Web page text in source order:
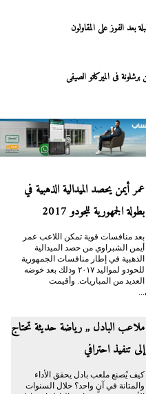
بعد الفوز على المقاولون
فى الميركاتو الصيفى
عمر أيمن يحصد الميدالية الذهبية في
بطولة الجمهورية للجودو 2017
بعد منافسات قوية تمكن اللاعب عمر
أيمن الشبراوي من حصد الميدالية
الذهبية في إطار منافسات الجمهورية
للحودو لمواليد ٢٠١٧ وذلك بعد خوضه
العديد من المباريات. وأقيمت
ملاعب البادل ,, رياضة حديثة تحتاج
إلى تنفيذ احترافي
كيف يُصنع ملعب بادل يحقق الأداء
والمتانة في آنٍ واحد؟ خلال السنوات